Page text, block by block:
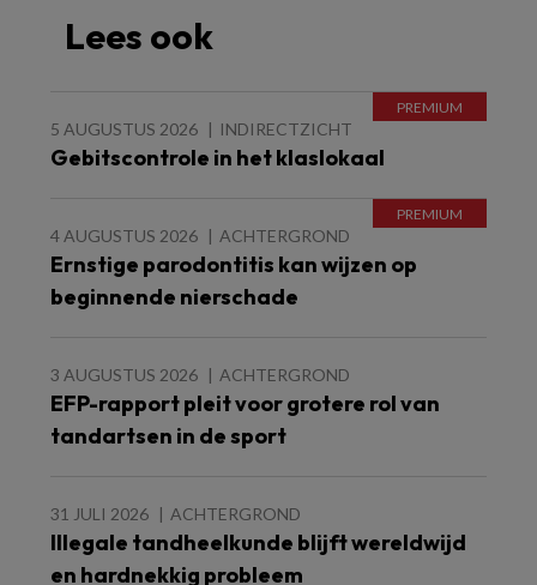
Lees ook
5 AUGUSTUS 2026 INDIRECTZICHT
Gebitscontrole in het klaslokaal
4 AUGUSTUS 2026 ACHTERGROND
Ernstige parodontitis kan wijzen op
beginnende nierschade
3 AUGUSTUS 2026 ACHTERGROND
EFP-rapport pleit voor grotere rol van
tandartsen in de sport
31 JULI 2026 ACHTERGROND
Illegale tandheelkunde blijft wereldwijd
en hardnekkig probleem